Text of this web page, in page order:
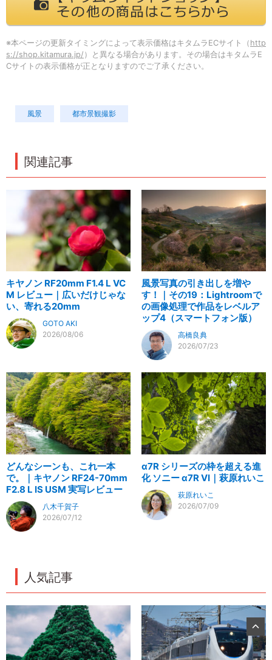
※本ページの更新タイミングによって表示価格はキタムラECサイト（ http
s://shop.kitamura.jp/ ）と異なる場合があります。その場合はキタムラE
Cサイトの表示価格が正となりますのでご了承ください。
風景 都市景観撮影
関連記事
キヤノン RF20mm F1.4 L VC
M レビュー｜広いだけじゃな
い、寄れる20mm
GOTO AKI
2026/08/06
風景写真の引き出しを増や
す！｜その19：Lightroomで
の画像処理で作品をレベルア
ップ4（スマートフォン版）
高橋良典
2026/07/23
どんなシーンも、これ一本
で。｜キヤノン RF24-70mm
F2.8 L IS USM 実写レビュー
八木千賀子
2026/07/12
α7R シリーズの枠を超える進
化 ソニー α7R VI｜萩原れいこ
萩原れいこ
2026/07/09
人気記事